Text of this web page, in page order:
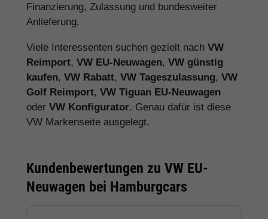
Finanzierung, Zulassung und bundesweiter
Anlieferung.
Viele Interessenten suchen gezielt nach VW
Reimport, VW EU-Neuwagen, VW günstig
kaufen, VW Rabatt, VW Tageszulassung, VW
Golf Reimport, VW Tiguan EU-Neuwagen
oder VW Konfigurator. Genau dafür ist diese
VW Markenseite ausgelegt.
Kundenbewertungen zu VW EU-
Neuwagen bei Hamburgcars